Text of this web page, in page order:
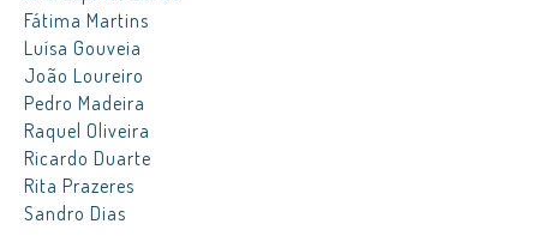
Fátima Martins
Luísa Gouveia
João Loureiro
Pedro Madeira
Raquel Oliveira
Ricardo Duarte
Rita Prazeres
Sandro Dias